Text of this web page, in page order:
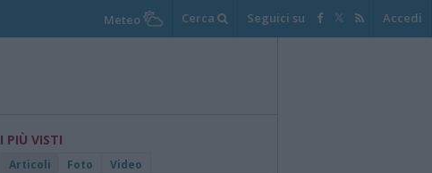
Meteo Cerca Seguici su Accedi
I PIÙ VISTI
Articoli Foto Video